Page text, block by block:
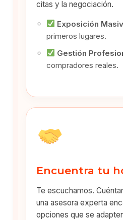
citas y la negociación.
Exposición
primeros lugares.
Gestión
compradores reales.
Encuentra tu
Te escuchamos.
una asesora experta
opciones que se